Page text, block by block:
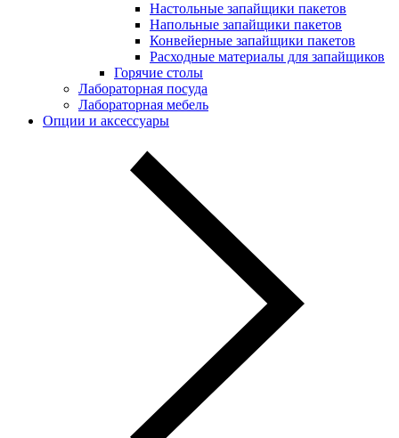
Настольные запайщики пакетов
Напольные запайщики пакетов
Конвейерные запайщики пакетов
Расходные материалы для запайщиков
Горячие столы
Лабораторная посуда
Лабораторная мебель
Опции и аксессуары